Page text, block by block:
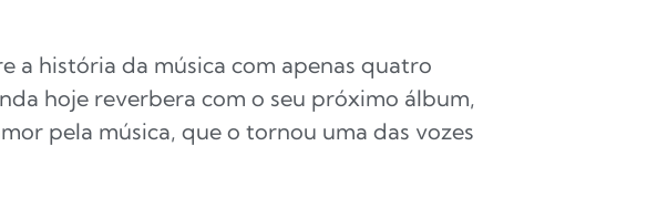
a história da música com apenas quatro
hoje reverbera com o seu próximo álbum,
pela música, que o tornou uma das vozes